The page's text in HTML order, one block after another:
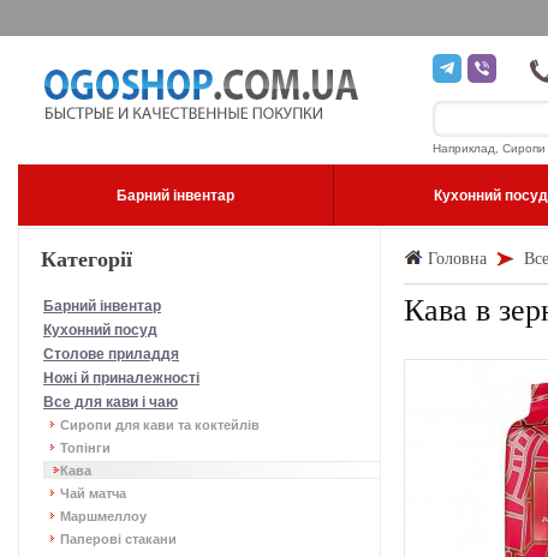
Наприклад, Сиропи
Барний інвентар Кухонний посуд
Категорії
Барний інвентар
Кухонний посуд
Столове приладдя
Ножі й приналежності
Все для кави і чаю
Сиропи для кави та коктейлів
Топінги
Кава
Чай матча
Маршмеллоу
Паперові стакани
Головна
Кава в